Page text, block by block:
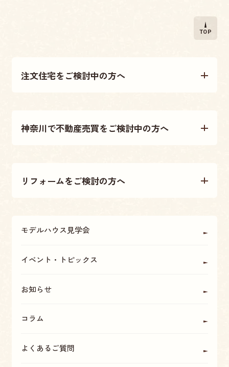
注文住宅をご検討中の方へ
施工事例
神奈川で不動産売買をご検討中の方へ
不動産情報
リフォームをご検討の方へ
モデルハウス見学会
イベント・トピックス
お知らせ
コラム
よくあるご質問
TOP